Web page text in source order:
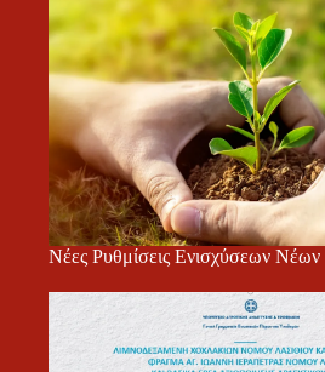
Νέες Ρυθμίσεις Ενισχύσεων